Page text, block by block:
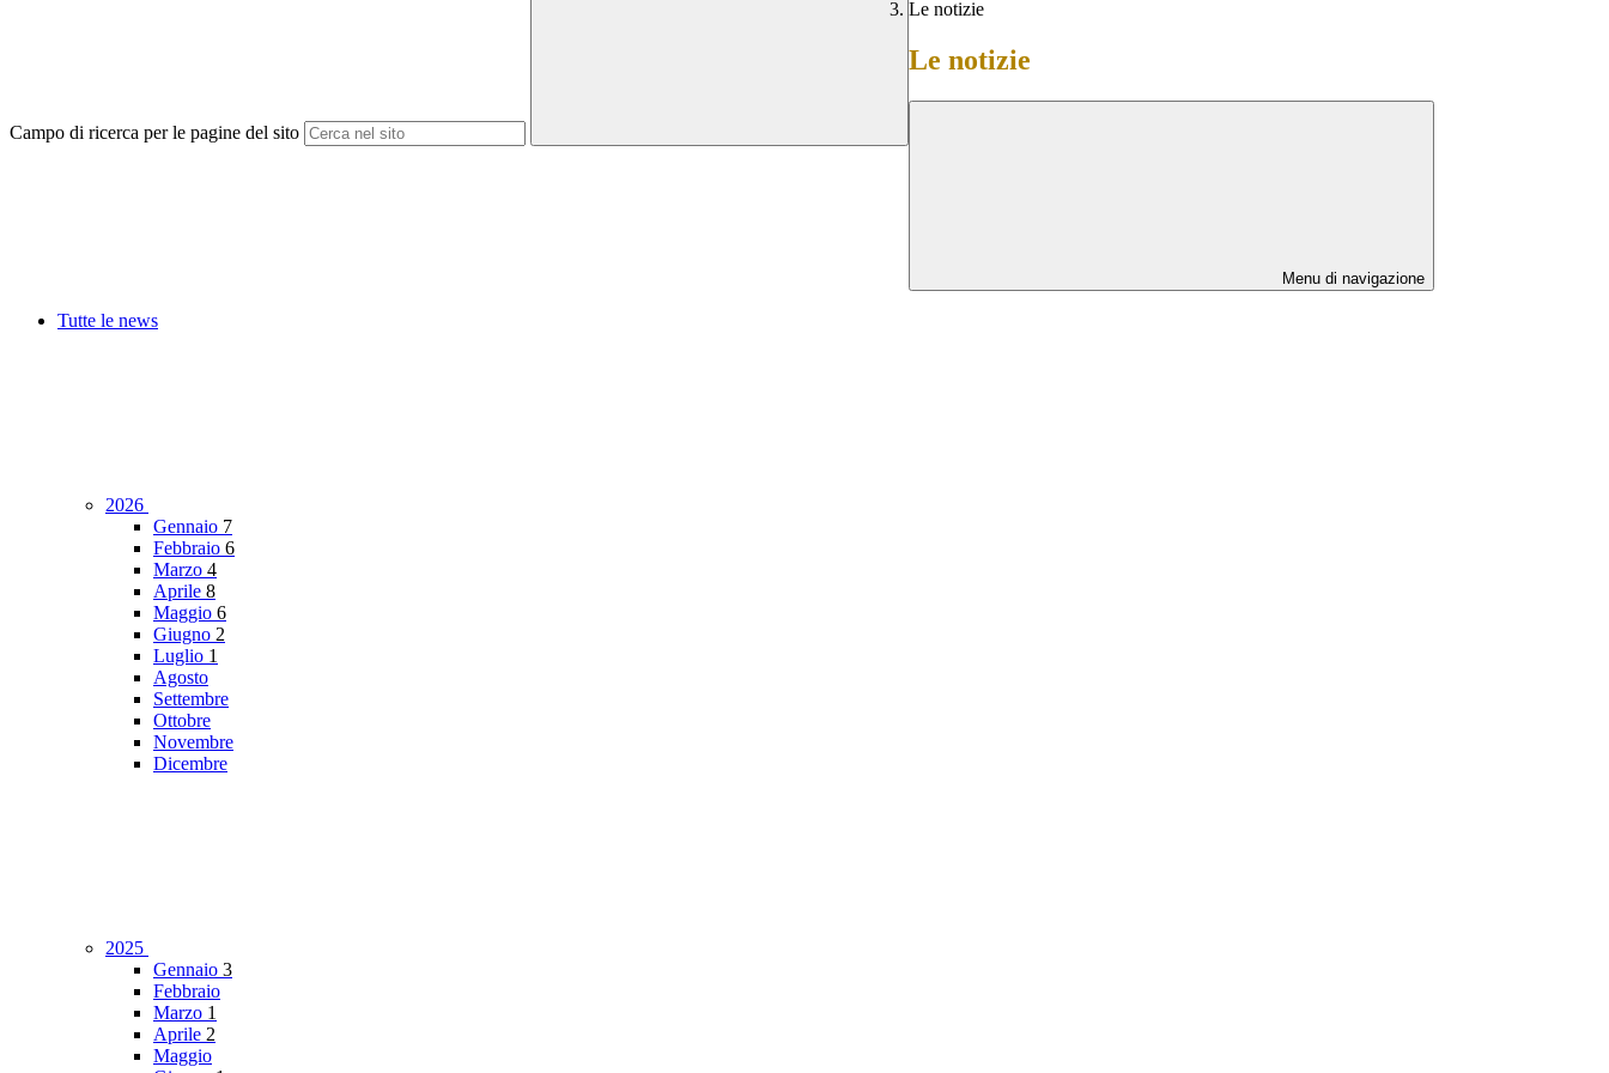
Campo di ricerca per le pagine del sito
Le notizie
Le notizie
Menu di navigazione
Tutte le news
2026
Gennaio 7
Febbraio 6
Marzo 4
Aprile 8
Maggio 6
Giugno 2
Luglio 1
Agosto
Settembre
Ottobre
Novembre
Dicembre
2025
Gennaio 3
Febbraio
Marzo 1
Aprile 2
Maggio